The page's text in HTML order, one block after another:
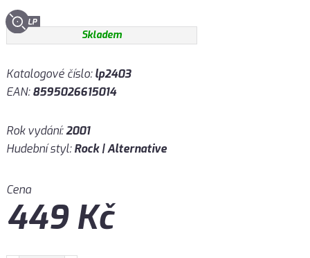
Skladem
Katalogové číslo:lp2403
EAN:8595026615014
Rok vydání:2001
Hudební styl:Rock | Alternative
Cena
449Kč